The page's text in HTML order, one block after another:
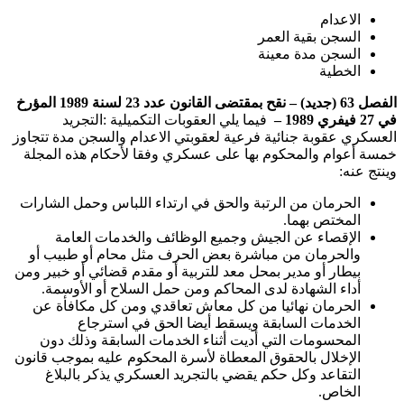
الاعدام
السجن بقية العمر
السجن مدة معينة
الخطية
الفصل 63 (جديد) – نقح بمقتضى القانون عدد 23 لسنة 1989 المؤرخ
في 27 فيفري 1989 –
فيما يلي العقوبات التكميلية :التجريد
العسكري عقوبة جنائية فرعية لعقوبتي الاعدام والسجن مدة تتجاوز
خمسة أعوام والمحكوم بها على عسكري وفقا لأحكام هذه المجلة
وينتج عنه:
الحرمان من الرتبة والحق في ارتداء اللباس وحمل الشارات
المختص بهما.
الإقصاء عن الجيش وجميع الوظائف والخدمات العامة
والحرمان من مباشرة بعض الحرف مثل محام أو طبيب أو
بيطار أو مدير بمحل معد للتربية أو مقدم قضائي أو خبير ومن
أداء الشهادة لدى المحاكم ومن حمل السلاح أو الأوسمة.
الحرمان نهائيا من كل معاش تعاقدي ومن كل مكافأة عن
الخدمات السابقة ويسقط أيضا الحق في استرجاع
المحسومات التي أديت أثناء الخدمات السابقة وذلك دون
الإخلال بالحقوق المعطاة لأسرة المحكوم عليه بموجب قانون
التقاعد وكل حكم يقضي بالتجريد العسكري يذكر بالبلاغ
الخاص.